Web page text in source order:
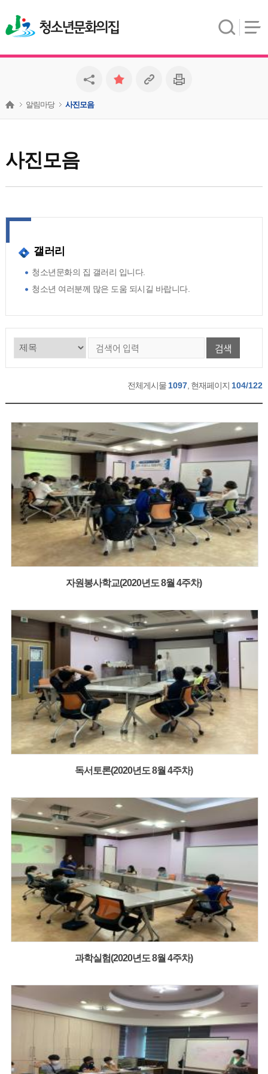
청소년문화의집
사진모음
알림마당 사진모음
갤러리
청소년문화의 집 갤러리 입니다.
청소년 여러분께 많은 도움 되시길 바랍니다.
검색
전체게시물 1097 , 현재페이지 104/122
자원봉사학교(2020년도 8월 4주차)
독서토론(2020년도 8월 4주차)
과학실험(2020년도 8월 4주차)